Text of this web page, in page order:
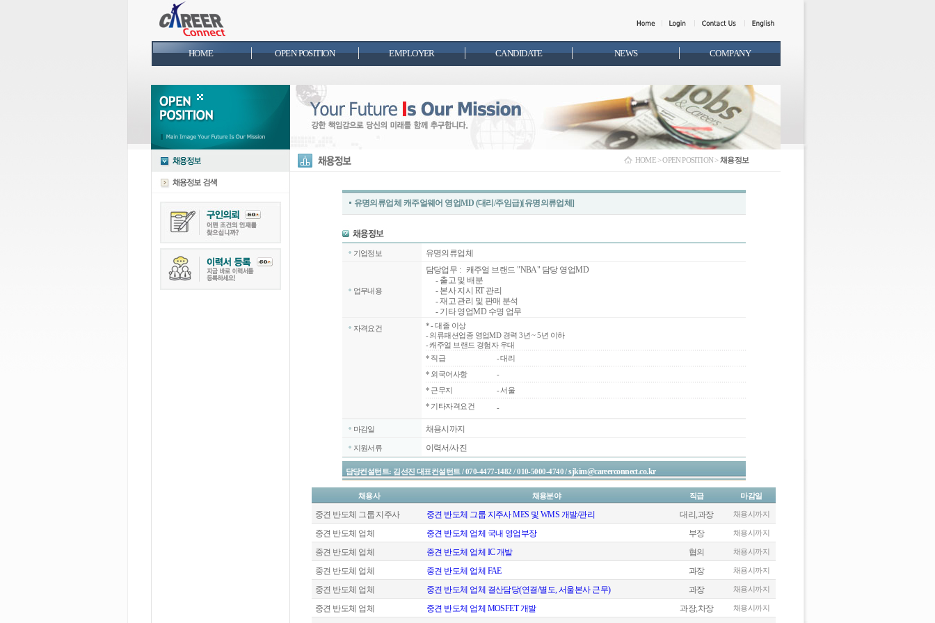
HOME OPEN POSITION EMPLOYER CANDIDATE NEWS COMPANY
HOME > OPEN POSITION > 채용정보
유명의류업체 캐주얼웨어 영업MD (대리/주임급)[유명의류업체]
기업정보 유명의류업체
업무내용
담당업무 : 캐주얼 브랜드 "NBA" 담당 영업MD
- 출고 및 배분
- 본사 지시 RT 관리
- 재고 관리 및 판매 분석
- 기타 영업MD 수명 업무
자격요건 *- 대졸 이상
- 의류패션업종 영업MD 경력 3년 ~ 5년 이하
- 캐주얼 브랜드 경험자 우대
* 직급
- 대리
* 외국어사항
-
* 근무지
- 서울
* 기타자격요건
-
마감일 채용시까지
지원서류 이력서/사진
담당컨설턴트: 김선진 대표컨설턴트 / 070-4477-1482 / 010-5000-4740 /sjkim@careerconnect.co.kr
채용사 채용분야 직급 마감일
중견 반도체 그룹 지주사 중견 반도체 그룹 지주사 MES 및 WMS 개발/관리 대리,과장 채용시까지
중견 반도체 업체 중견 반도체 업체 국내 영업부장 부장 채용시까지
중견 반도체 업체 중견 반도체 업체 IC 개발 협의 채용시까지
중견 반도체 업체 중견 반도체 업체 FAE 과장 채용시까지
중견 반도체 업체 중견 반도체 업체 결산담당(연결/별도, 서울본사 근무) 과장 채용시까지
중견 반도체 업체 중견 반도체 업체 MOSFET 개발 과장,차장 채용시까지